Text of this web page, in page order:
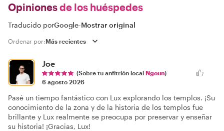
Opinionesde los huéspedes
Traducido porGoogle-Mostrar original
Ordenar por:
Joe
(Sobre tu anfitrión local Ngoun)
6 agosto 2026
Pasé un tiempo fantástico con Lux explorando los templos. ¡Su
conocimiento de la zona y de la historia de los templos fue
brillante y Lux realmente se preocupa por preservar y enseñar
su historia! ¡Gracias, Lux!